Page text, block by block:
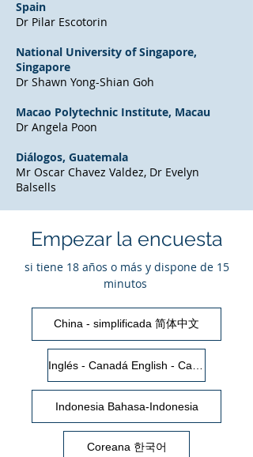
Spain
Dr Pilar Escotorin
National University of Singapore,
Singapore
Dr Shawn Yong-Shian Goh
Macao Polytechnic Institute, Macau
Dr Angela Poon
Diálogos, Guatemala
Mr Oscar Chavez Valdez, Dr Evelyn
Balsells
Empezar la encuesta
si tiene 18 años o más y dispone de 15
minutos
China - simplificada 简体中文
Indonesia Bahasa-Indonesia
Coreana 한국어